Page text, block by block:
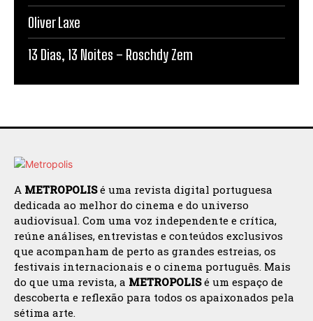
Oliver Laxe
13 Dias, 13 Noites – Roschdy Zem
A METROPOLISé uma revista digital portuguesa
dedicada ao melhor do cinema e do universo
audiovisual. Com uma voz independente e crítica,
reúne análises, entrevistas e conteúdos exclusivos
que acompanham de perto as grandes estreias, os
festivais internacionais e o cinema português. Mais
do que uma revista, a METROPOLISé um espaço de
descoberta e reflexão para todos os apaixonados pela
sétima arte.